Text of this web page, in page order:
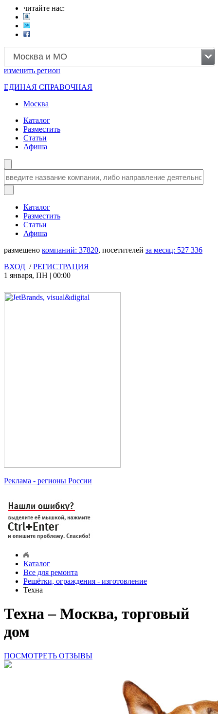
читайте нас:
Москва и МО
изменить регион
ЕДИНАЯ СПРАВОЧНАЯ
Москва
Каталог
Разместить
Статьи
Афиша
Каталог
Разместить
Статьи
Афиша
размещено компаний: 37820, посетителей за месяц: 527 336
ВХОД /РЕГИСТРАЦИЯ
1 января, ПН | 00:00
Реклама - регионы России
Каталог
Все для ремонта
Решётки, ограждения - изготовление
Техна
Техна – Москва, торговый
дом
ПОСМОТРЕТЬ ОТЗЫВЫ